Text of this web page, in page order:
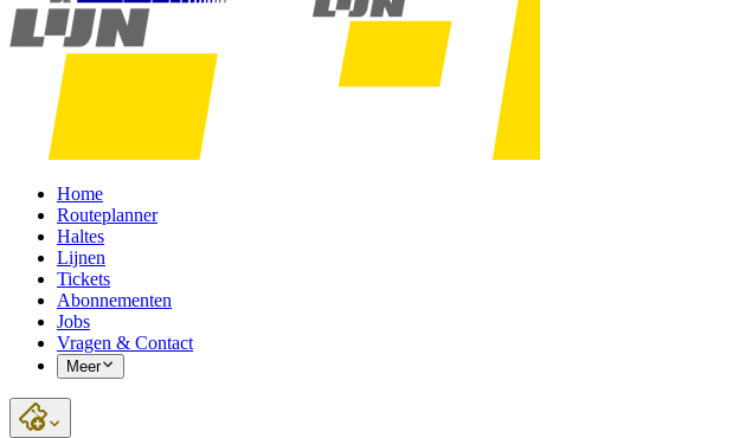
Home
Routeplanner
Haltes
Lijnen
Tickets
Abonnementen
Jobs
Vragen & Contact
Meer